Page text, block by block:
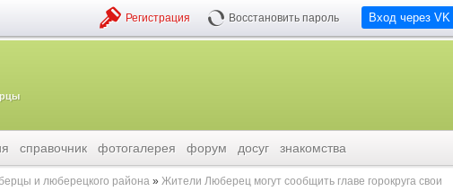
Вход через VK
Регистрация Восстановить пароль
справочник фотогалерея форум досуг знакомства
и люберецкого района
Жители Люберец могут сообщить главе горокруга свои